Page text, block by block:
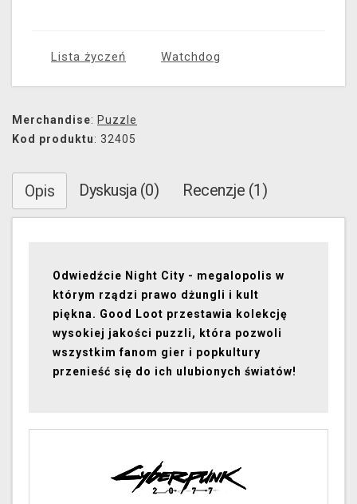
Lista życzeń Watchdog
Merchandise: Puzzle
Kod produktu: 32405
Opis Dyskusja (0) Recenzje (1)
Odwiedźcie Night City - megalopolis w
którym rządzi prawo dżungli i kult
piękna. Good Loot przestawia kolekcję
wysokiej jakości puzzli, która pozwoli
wszystkim fanom gier i popkultury
przenieść się do ich ulubionych światów!